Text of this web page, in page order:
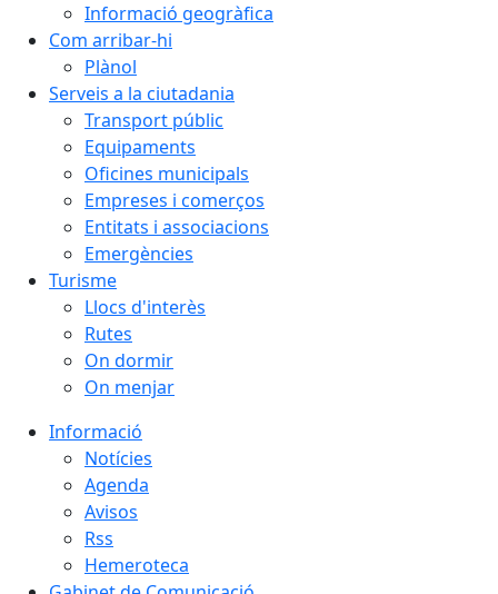
Informació geogràfica
Com arribar-hi
Plànol
Serveis a la ciutadania
Transport públic
Equipaments
Oficines municipals
Empreses i comerços
Entitats i associacions
Emergències
Turisme
Llocs d'interès
Rutes
On dormir
On menjar
Informació
Notícies
Agenda
Avisos
Rss
Hemeroteca